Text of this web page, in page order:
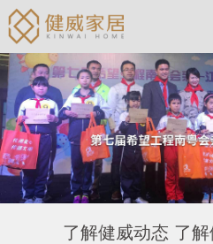
了解健威动态 了